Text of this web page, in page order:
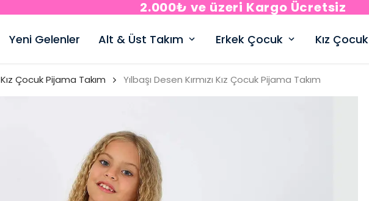
2.000₺ ve üzeri Kargo Ücretsiz
Yeni Gelenler Alt & Üst Takım Erkek Çocuk Kız Çocuk
Kız Çocuk Pijama Takım Yılbaşı Desen Kırmızı Kız Çocuk Pijama Takım